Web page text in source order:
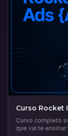
Curso Rocket
Curso completo
que vai te